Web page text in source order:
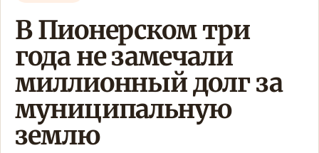
В Пионерском три
года не замечали
миллионный долг за
муниципальную
землю